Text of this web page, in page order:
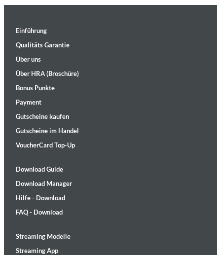
Einführung
Qualitäts Garantie
Über uns
Über HRA (Broschüre)
Bonus Punkte
Payment
Gutscheine kaufen
Gutscheine im Handel
VoucherCard Top-Up
Download Guide
Download Manager
Hilfe - Download
FAQ - Download
Streaming Modelle
Streaming App